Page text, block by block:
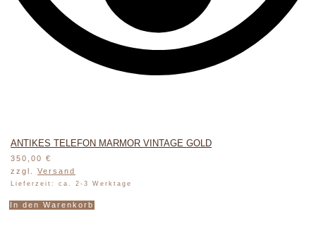
ANTIKES TELEFON MARMOR VINTAGE GOLD
350,00 €
zzgl. Versand
Lieferzeit: ca. 2-3 Werktage
In den Warenkorb